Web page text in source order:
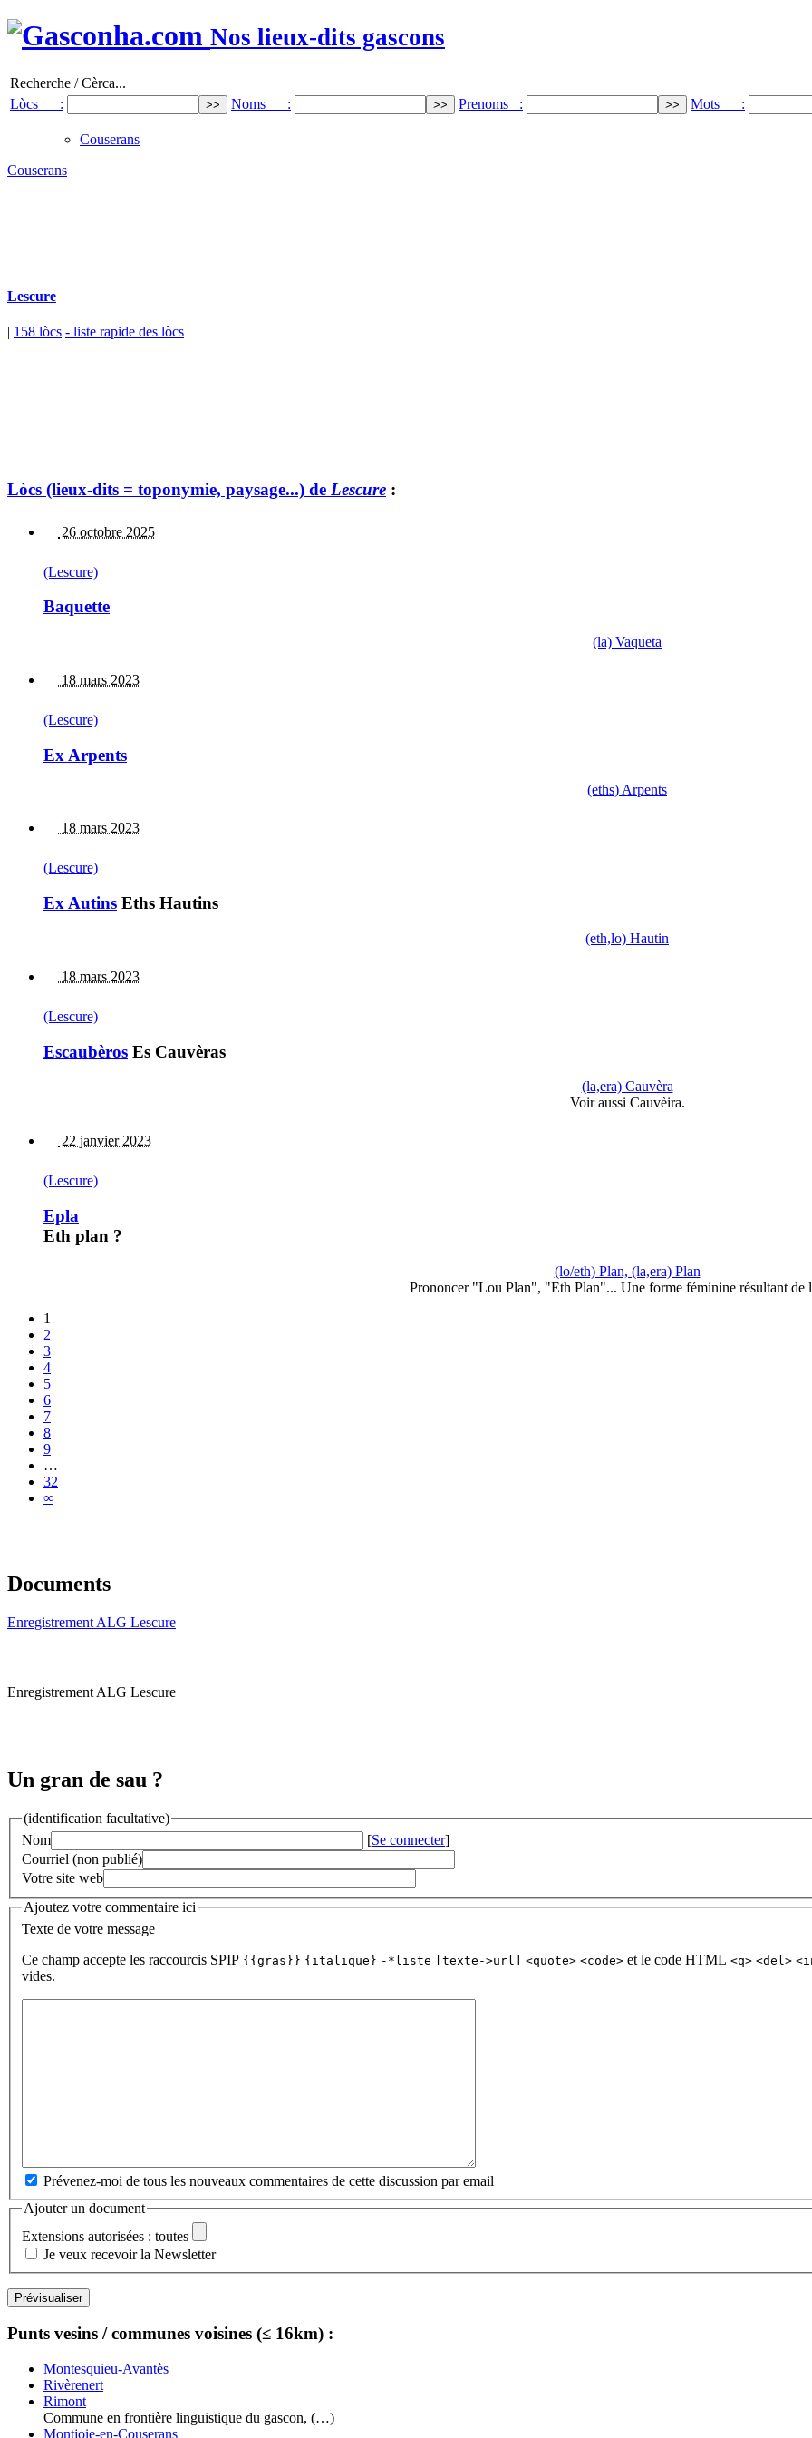
Nos lieux-dits gascons
Recherche / Cèrca...
Lòcs :
Noms : Prenoms : Mots :
Couserans
Couserans
Lescure
| 158 lòcs - liste rapide des lòcs
Lòcs (lieux-dits = toponymie, paysage...) de Lescure :
26 octobre 2025
(Lescure)
Baquette
(la) Vaqueta
18 mars 2023
(Lescure)
Ex Arpents
(eths) Arpents
18 mars 2023
(Lescure)
Ex Autins Eths Hautins
(eth,lo) Hautin
18 mars 2023
(Lescure)
Escaubèros Es Cauvèras
(la,era) Cauvèra
Voir aussi Cauvèira.
22 janvier 2023
(Lescure)
Epla
Eth plan ?
(lo/eth) Plan, (la,era) Plan
Prononcer "Lou Plan", "Eth Plan"... Une forme féminine résultant
1
2
3
4
5
6
7
8
9
…
32
∞
Documents
Enregistrement ALG Lescure
Enregistrement ALG Lescure
Un gran de sau ?
(identification facultative)
Nom
[Se connecter]
Courriel (non publié)
Votre site web
Ajoutez votre commentaire ici
Texte de votre message
Ce champ accepte les raccourcis SPIP {{gras}} {italique} -*liste [texte->url] <quote> <code> et le code HTML <q> <del>
vides.
Prévenez-moi de tous les nouveaux commentaires de cette discussion par email
Ajouter un document
Extensions autorisées : toutes
Je veux recevoir la Newsletter
Punts vesins / communes voisines (≤ 16km) :
Montesquieu-Avantès
Rivèrenert
Rimont
Commune en frontière linguistique du gascon, (…)
Montjoie-en-Couserans